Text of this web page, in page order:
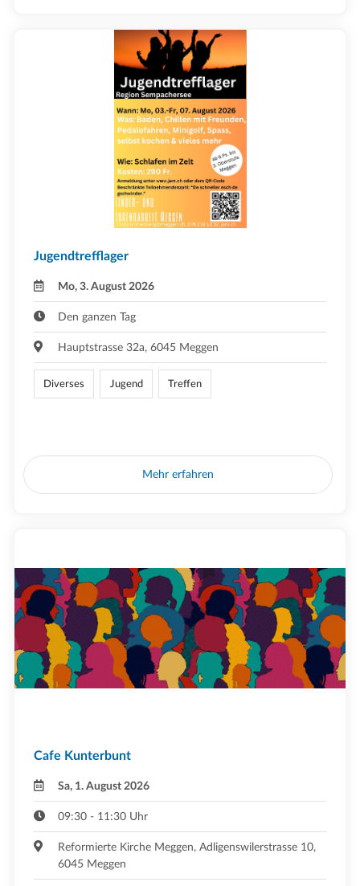
Jugendtrefflager
Mo, 3. August 2026
Den ganzen Tag
Hauptstrasse 32a, 6045 Meggen
Diverses Jugend Treffen
Mehr erfahren
Cafe Kunterbunt
Sa, 1. August 2026
09:30 - 11:30 Uhr
Reformierte Kirche Meggen, Adligenswilerstrasse 10,
6045 Meggen